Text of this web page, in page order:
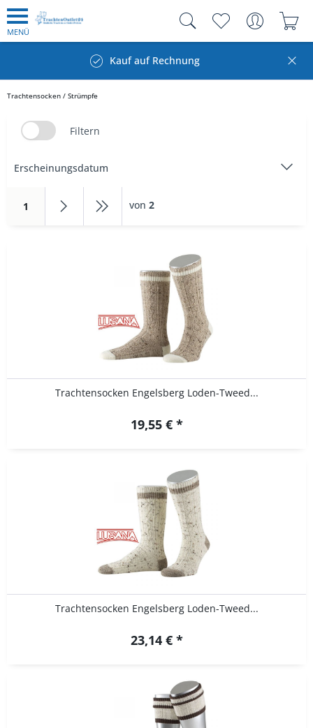
MENÜ
Kauf auf Rechnung
Trachtensocken / Strümpfe
Filtern
1 von 2
Trachtensocken Engelsberg Loden-Tweed...
19,55 € *
Trachtensocken Engelsberg Loden-Tweed...
23,14 € *